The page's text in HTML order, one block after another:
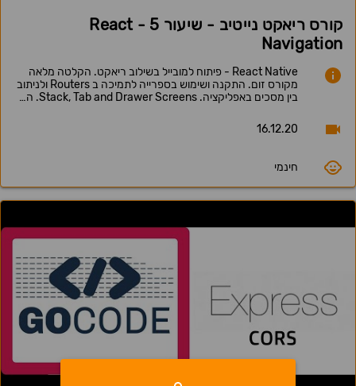
קורס ריאקט נייטיב - שיעור 5 - React
Navigation
React Native - פיתוח למובייל בשילוב ריאקט. הקלטה מלאה
מקורס זום. התקנה ושימוש בספרייה לתמיכה ב Routers ולניתוב
בין מסכים באפליקציה. Stack, Tab and Drawer Screens. ה…
16.12.20
חינמי